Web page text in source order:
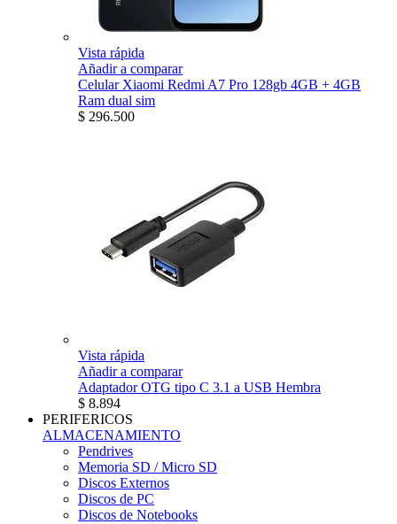
Vista rápida
Añadir a comparar
Celular Xiaomi Redmi A7 Pro 128gb 4GB + 4GB
Ram dual sim
$ 296.500
Vista rápida
Añadir a comparar
Adaptador OTG tipo C 3.1 a USB Hembra
$ 8.894
PERIFERICOS
ALMACENAMIENTO
Pendrives
Memoria SD / Micro SD
Discos Externos
Discos de PC
Discos de Notebooks